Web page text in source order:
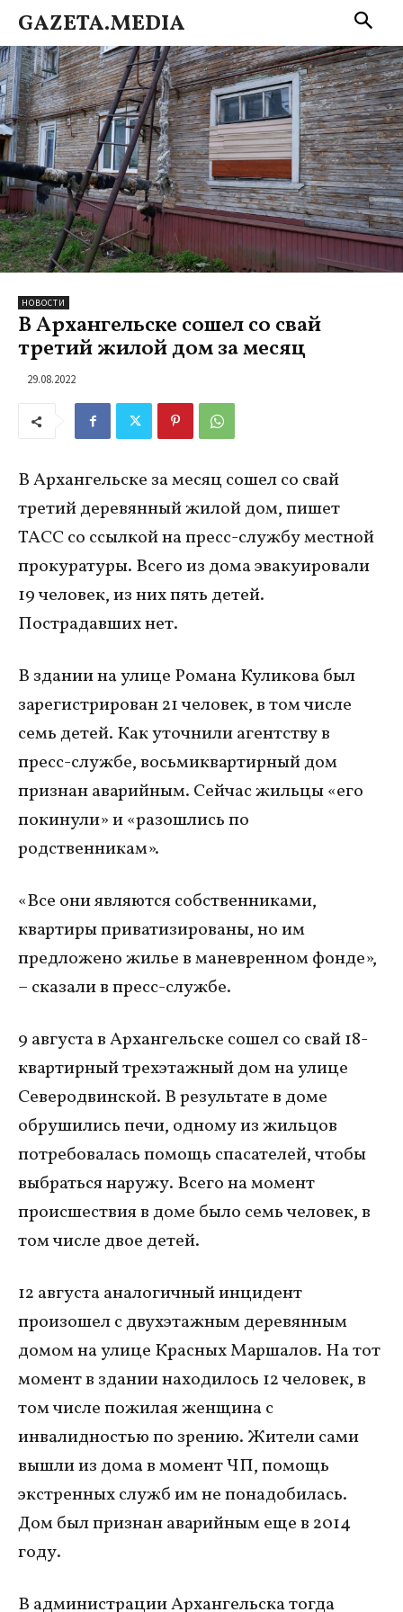
GAZETA.MEDIA
НОВОСТИ
В Архангельске сошел со свай
третий жилой дом за месяц
29.08.2022
В Архангельске за месяц сошел со свай
третий деревянный жилой дом, пишет
ТАСС со ссылкой на пресс-службу местной
прокуратуры. Всего из дома эвакуировали
19 человек, из них пять детей.
Пострадавших нет.
В здании на улице Романа Куликова был
зарегистрирован 21 человек, в том числе
семь детей. Как уточнили агентству в
пресс-службе, восьмиквартирный дом
признан аварийным. Сейчас жильцы «его
покинули» и «разошлись по
родственникам».
«Все они являются собственниками,
квартиры приватизированы, но им
предложено жилье в маневренном фонде»,
– сказали в пресс-службе.
9 августа в Архангельске сошел со свай 18-
квартирный трехэтажный дом на улице
Северодвинской. В результате в доме
обрушились печи, одному из жильцов
потребовалась помощь спасателей, чтобы
выбраться наружу. Всего на момент
происшествия в доме было семь человек, в
том числе двое детей.
12 августа аналогичный инцидент
произошел с двухэтажным деревянным
домом на улице Красных Маршалов. На тот
момент в здании находилось 12 человек, в
том числе пожилая женщина с
инвалидностью по зрению. Жители сами
вышли из дома в момент ЧП, помощь
экстренных служб им не понадобилась.
Дом был признан аварийным еще в 2014
году.
В администрации Архангельска тогда